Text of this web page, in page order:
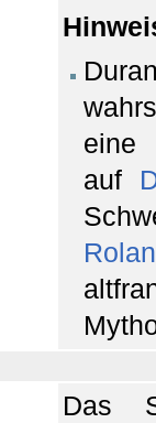
eine
auf
Das